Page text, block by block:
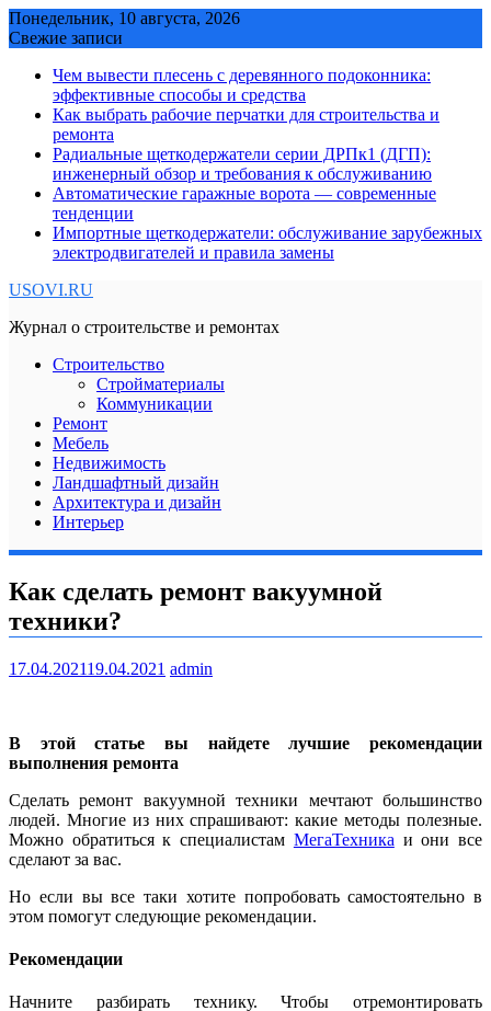
Skip
to
Понедельник, 10 августа, 2026
Свежие записи
Чем вывести плесень с деревянного подоконника:
эффективные способы и средства
Как выбрать рабочие перчатки для строительства и
ремонта
Радиальные щеткодержатели серии ДРПк1 (ДГП):
инженерный обзор и требования к обслуживанию
Автоматические гаражные ворота — современные
тенденции
Импортные щеткодержатели: обслуживание зарубежных
электродвигателей и правила замены
USOVI.RU
Журнал о строительстве и ремонтах
Строительство
Стройматериалы
Коммуникации
Ремонт
Мебель
Недвижимость
Ландшафтный дизайн
Архитектура и дизайн
Интерьер
Как сделать ремонт вакуумной
техники?
17.04.202119.04.2021 admin
В этой статье вы найдете лучшие рекомендации
выполнения ремонта
Сделать ремонт вакуумной техники мечтают большинство
людей. Многие из них спрашивают: какие методы полезные.
Можно обратиться к специалистам МегаТехника и они все
сделают за вас.
Но если вы все таки хотите попробовать самостоятельно в
этом помогут следующие рекомендации.
Рекомендации
Начните разбирать технику. Чтобы отремонтировать